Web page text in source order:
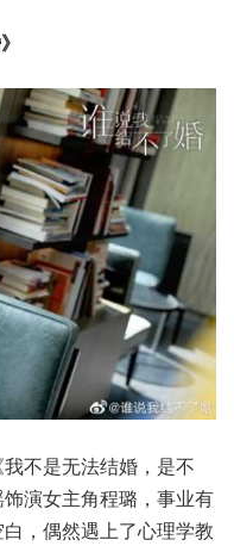
不是无法结婚，是不
演女主角程璐，事业有
，偶然遇上了心理学教